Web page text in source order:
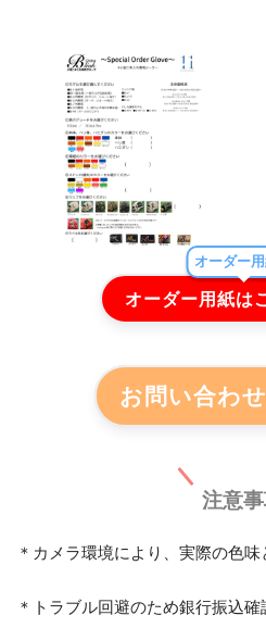
オーダー用紙は
オーダー
お問い合わ
注意
＊カメラ環境により、実際の色味
＊トラブル回避のため銀行振込